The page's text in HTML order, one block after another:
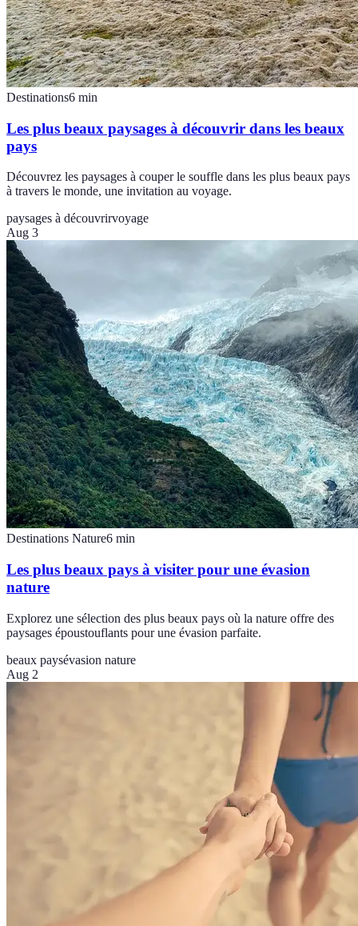
Destinations6 min
Les plus beaux paysages à découvrir dans les beaux
pays
Découvrez les paysages à couper le souffle dans les plus beaux pays
à travers le monde, une invitation au voyage.
paysages à découvrirvoyage
Aug 3
Destinations Nature6 min
Les plus beaux pays à visiter pour une évasion
nature
Explorez une sélection des plus beaux pays où la nature offre des
paysages époustouflants pour une évasion parfaite.
beaux paysévasion nature
Aug 2